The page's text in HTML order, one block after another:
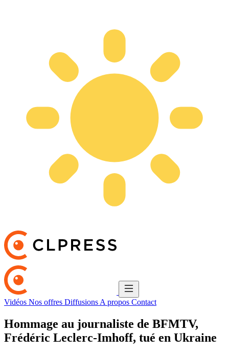
Vidéos Nos offres Diffusions A propos Contact
Hommage au journaliste de BFMTV,
Frédéric Leclerc-Imhoff, tué en Ukraine